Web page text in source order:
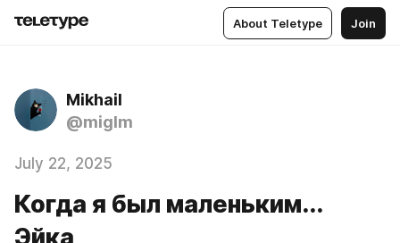
About Teletype Join
Mikhail
@miglm
July 22, 2025
Когда я был маленьким...